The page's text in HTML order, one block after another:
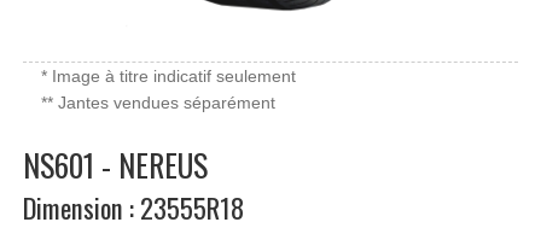
* Image à titre indicatif seulement
** Jantes vendues séparément
NS601 - NEREUS
Dimension : 23555R18